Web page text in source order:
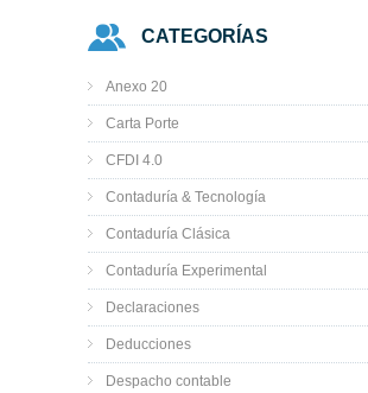
CATEGORÍAS
Anexo 20
Carta Porte
CFDI 4.0
Contaduría & Tecnología
Contaduría Clásica
Contaduría Experimental
Declaraciones
Deducciones
Despacho contable